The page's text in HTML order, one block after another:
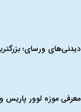
دیدنی‌های ورسای؛
معرفی موزه لوور پاریس و